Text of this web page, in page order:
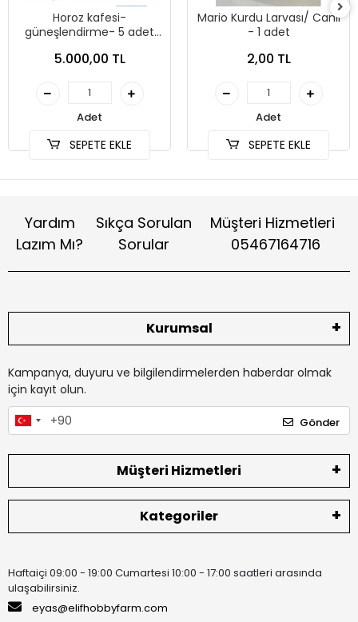
Horoz kafesi-
güneşlendirme- 5 adet
5.000,00 TL
Adet
SEPETE EKLE
Mario Kurdu Larvası/ Canlı
- 1 adet
2,00 TL
Adet
SEPETE EKLE
Yardım
Lazım Mı?
Sıkça Sorulan
Sorular
Müşteri Hizmetleri
05467164716
Kurumsal
Kampanya, duyuru ve bilgilendirmelerden haberdar olmak
için kayıt olun.
Gönder
Müşteri Hizmetleri
Kategoriler
Haftaiçi 09:00 - 19:00 Cumartesi 10:00 - 17:00 saatleri arasında
ulaşabilirsiniz.
eyas@elifhobbyfarm.com